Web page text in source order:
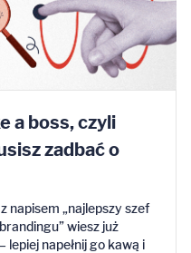
a boss, czyli
zadbać o
napisem „najlepszy szef
wiesz już
napełnij go kawą i